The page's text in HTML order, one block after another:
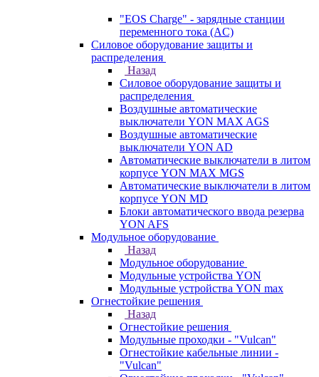
"EOS Charge" - зарядные станции
переменного тока (AC)
Силовое оборудование защиты и
распределения
Назад
Силовое оборудование защиты и
распределения
Воздушные автоматические
выключатели YON MAX AGS
Воздушные автоматические
выключатели YON AD
Автоматические выключатели в литом
корпусе YON MAX MGS
Автоматические выключатели в литом
корпусе YON MD
Блоки автоматического ввода резерва
YON AFS
Модульное оборудование
Назад
Модульное оборудование
Модульные устройства YON
Модульные устройства YON max
Огнестойкие решения
Назад
Огнестойкие решения
Модульные проходки - "Vulcan"
Огнестойкие кабельные линии -
"Vulcan"